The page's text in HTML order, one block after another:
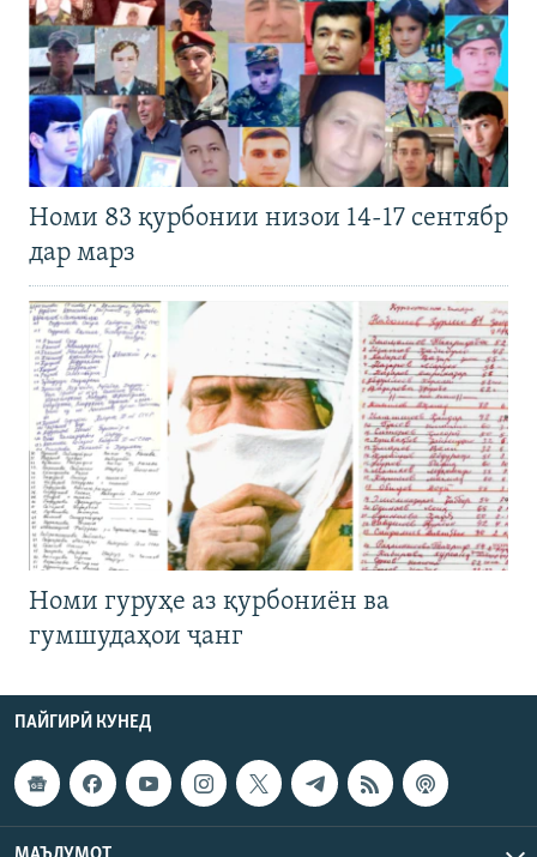
Номи 83 қурбонии низои 14-17 сентябр
дар марз
Номи гуруҳе аз қурбониён ва
гумшудаҳои ҷанг
ПАЙГИРӢ КУНЕД